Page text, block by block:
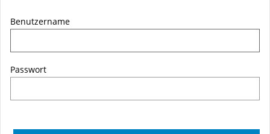
Benutzername
Passwort